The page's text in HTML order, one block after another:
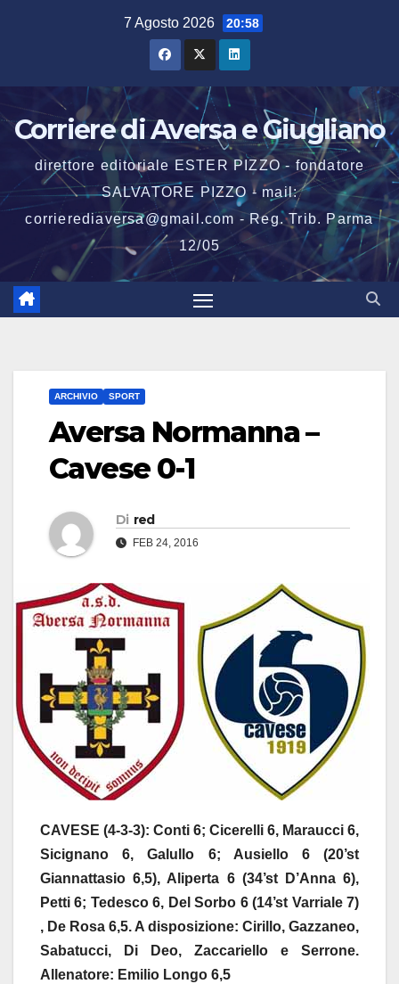
7 Agosto 2026 20:58
Corriere di Aversa e Giugliano
direttore editoriale ESTER PIZZO - fondatore
SALVATORE PIZZO - mail:
corrierediaversa@gmail.com - Reg. Trib. Parma
12/05
ARCHIVIO SPORT
Aversa Normanna –
Cavese 0-1
Di red
FEB 24, 2016
CAVESE (4-3-3): Conti 6; Cicerelli 6, Maraucci 6,
Sicignano 6, Galullo 6; Ausiello 6 (20’st
Giannattasio 6,5), Aliperta 6 (34’st D’Anna 6),
Petti 6; Tedesco 6, Del Sorbo 6 (14’st Varriale 7)
, De Rosa 6,5. A disposizione: Cirillo, Gazzaneo,
Sabatucci, Di Deo, Zaccariello e Serrone.
Allenatore: Emilio Longo 6,5